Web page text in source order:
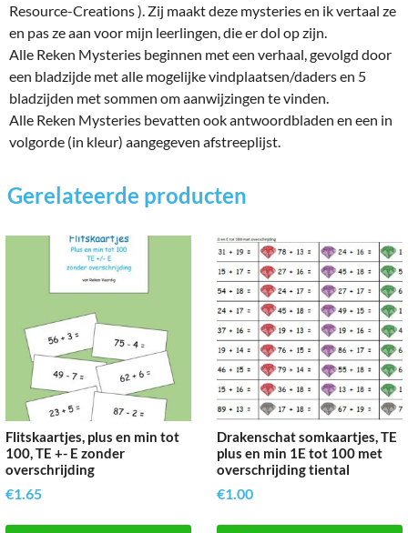
Resource-Creations ). Zij maakt deze mysteries en ik vertaal ze
en pas ze aan voor mijn leerlingen, die er dol op zijn.
Alle Reken Mysteries beginnen met een verhaal, gevolgd door
een bladzijde met alle mogelijke vindplaatsen/daders en 5
bladzijden met sommen om aanwijzingen te vinden.
Alle Reken Mysteries bevatten ook antwoordbladen en een in
volgorde (in kleur) aangegeven afstreeplijst.
Gerelateerde producten
Flitskaartjes, plus en min tot
100, TE +- E zonder
overschrijding
€1.65
Drakenschat somkaartjes, TE
plus en min 1E tot 100 met
overschrijding tiental
€1.00